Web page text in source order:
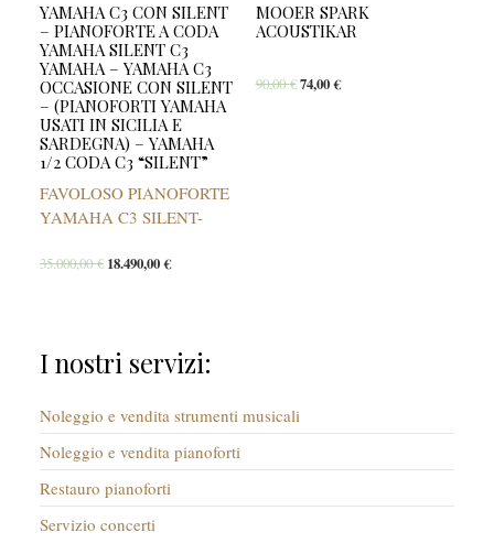
YAMAHA C3 CON SILENT
– PIANOFORTE A CODA
YAMAHA SILENT C3
YAMAHA – YAMAHA C3
OCCASIONE CON SILENT
– (PIANOFORTI YAMAHA
USATI IN SICILIA E
SARDEGNA) – YAMAHA
1/2 CODA C3 “SILENT”
FAVOLOSO PIANOFORTE
YAMAHA C3 SILENT-
35.000,00€ 18.490,00€
MOOER SPARK
ACOUSTIKAR
90,00€74,00€
I nostri servizi:
Noleggio e vendita strumenti musicali
Noleggio e vendita pianoforti
Restauro pianoforti
Servizio concerti